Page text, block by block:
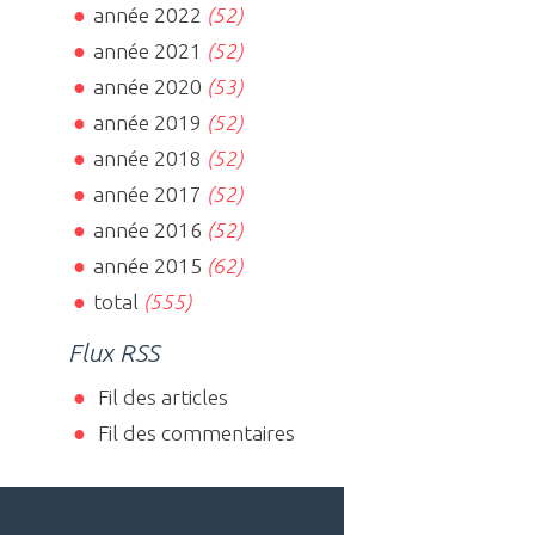
année 2022 (52)
année 2021 (52)
année 2020 (53)
année 2019 (52)
année 2018 (52)
année 2017 (52)
année 2016 (52)
année 2015 (62)
total (555)
Flux RSS
Fil des articles
Fil des commentaires